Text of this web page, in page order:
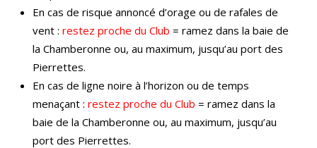
En cas de risque annoncé d’orage ou de rafales de
vent : restez proche du Club = ramez dans la baie de
la Chamberonne ou, au maximum, jusqu’au port des
Pierrettes.
En cas de ligne noire à l’horizon ou de temps
menaçant : restez proche du Club = ramez dans la
baie de la Chamberonne ou, au maximum, jusqu’au
port des Pierrettes.